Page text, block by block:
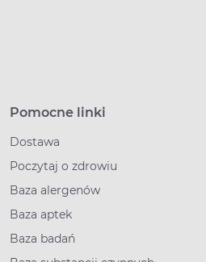
Pomocne linki
Dostawa
Poczytaj o zdrowiu
Baza alergenów
Baza aptek
Baza badań